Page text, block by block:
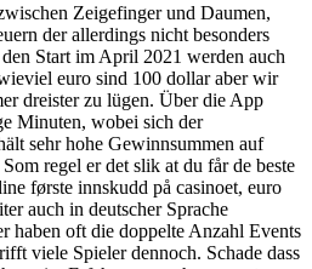
Zeigefinger und Daumen,
der allerdings nicht besonders
Start im April 2021 werden auch
euro sind 100 dollar aber wir
dreister zu lügen. Über die App
Minuten, wobei sich der
sehr hohe Gewinnsummen auf
regel er det slik at du får de beste
første innskudd på casinoet, euro
auch in deutscher Sprache
haben oft die doppelte Anzahl Events
viele Spieler dennoch. Schade dass